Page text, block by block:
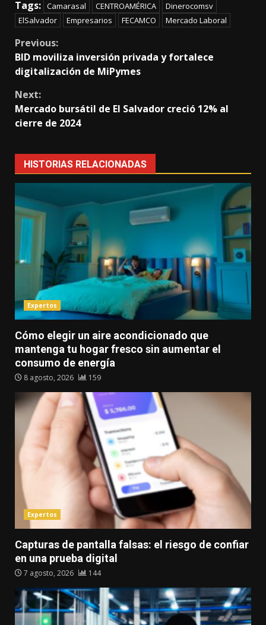
Tags: Camarasal CENTROAMÉRICA
Dinerocomsv
ElSalvador
Empresarios FECAMCO Mercado Laboral
Continue
Reading
Previous:
BID moviliza inversión privada y fortalece
digitalización de MiPymes
Next:
Mercado bursátil de El Salvador creció 12% al
cierre de 2024
HISTORIAS RELACIONADAS
Expertos
Cómo elegir un aire acondicionado que
mantenga tu hogar fresco sin aumentar el
consumo de energía
8 agosto, 2026 159
Expertos
Capturas de pantalla falsas: el riesgo de confiar
en una prueba digital
7 agosto, 2026 144